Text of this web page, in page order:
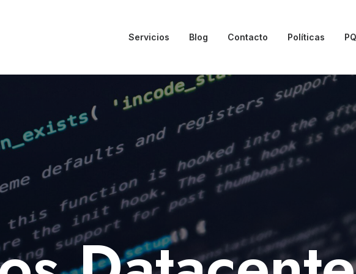
Servicios Blog Contacto Políticas